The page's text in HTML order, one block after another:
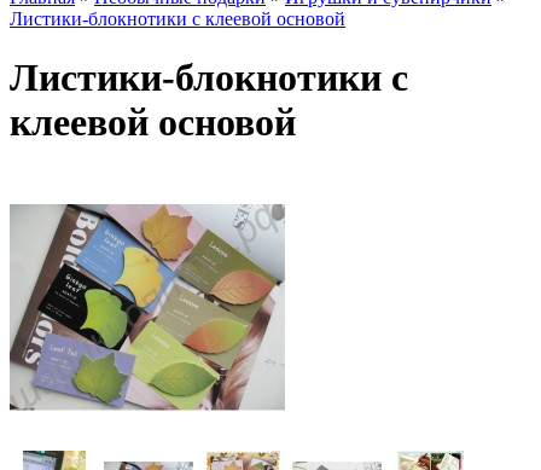
Листики-блокнотики с клеевой основой
Листики-блокнотики с
клеевой основой